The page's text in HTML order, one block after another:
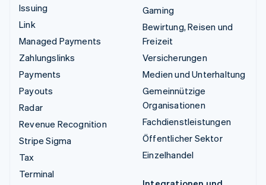
Issuing
Link
Managed Payments
Zahlungslinks
Payments
Payouts
Radar
Revenue Recognition
Stripe Sigma
Tax
Terminal
Gaming
Bewirtung, Reisen und
Freizeit
Versicherungen
Medien und Unterhaltung
Gemeinnützige
Organisationen
Fachdienstleistungen
Öffentlicher Sektor
Einzelhandel